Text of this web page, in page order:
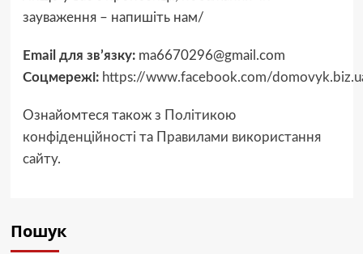
зауваження – напишіть нам/
Email для зв’язку: ma6670296@gmail.com
Соцмережі: https://www.facebook.com/
Ознайомтеся також з Політикою
конфіденційності та Правилами використання
сайту.
Пошук